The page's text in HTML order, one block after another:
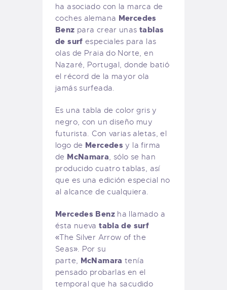
ha asociado con la marca de
coches alemana Mercedes
Benz para crear unas tablas
de surf especiales para las
olas de Praia do Norte, en
Nazaré, Portugal, donde batió
el récord de la mayor ola
jamás surfeada.
Es una tabla de color gris y
negro, con un diseño muy
futurista. Con varias aletas, el
logo de Mercedes y la firma
de McNamara , sólo se han
producido cuatro tablas, así
que es una edición especial no
al alcance de cualquiera.
Mercedes Benzha llamado a
ésta nuevatabla de surf
«The Silver Arrow of the
Seas». Por su
parte, McNamara tenía
pensado probarlas en el
temporal que ha sacudido